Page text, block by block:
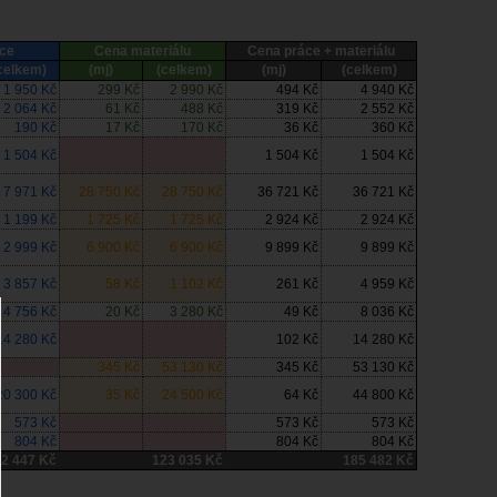
Cena materiálu
Cena práce + materiálu
(mj) (celkem) (mj)
(celkem)
1 950 Kč 299 Kč 2 990 Kč 494 Kč
4 940 Kč
2 064 Kč 61 Kč 488 Kč 319 Kč
2 552 Kč
190 Kč 17 Kč 170 Kč 36 Kč
360 Kč
1 504 Kč 1 504 Kč 1 504 Kč
7 971 Kč 28 750 Kč 28 750 Kč 36 721 Kč
36 721 Kč
1 199 Kč 1 725 Kč 1 725 Kč 2 924 Kč
2 924 Kč
2 999 Kč 6 900 Kč 6 900 Kč 9 899 Kč 9 899 Kč
3 857 Kč 58 Kč 1 102 Kč 261 Kč
4 959 Kč
4 756 Kč 20 Kč 3 280 Kč 49 Kč
8 036 Kč
14 280 Kč 102 Kč
14 280 Kč
345 Kč 53 130 Kč 345 Kč
53 130 Kč
20 300 Kč 35 Kč 24 500 Kč 64 Kč
44 800 Kč
573 Kč 573 Kč
573 Kč
804 Kč 804 Kč
804 Kč
62 447 Kč 123 035 Kč 185 482 Kč